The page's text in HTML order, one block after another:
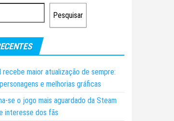
Pesquisar
recebe maior atualização de sempre:
e melhorias gráficas
se o jogo mais aguardado da Steam
interesse dos fãs